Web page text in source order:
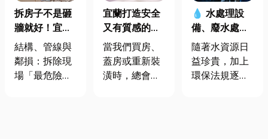
拆房子不是砸
牆就好！宜蘭
裝潢拆除、水
泥切割施工前
必看的避坑指
結構、管線與
鄰損：拆除現
場「最危險的
宜蘭打造安全
又有質感的
家，從專業門
窗開始
當我們買房、
蓋房或重新裝
潢時，總會把
💧 水處理設
備、廢水處理
工程與回收水
工程完整解析
｜打造高效率
隨著水資源日
益珍貴，加上
環保法規逐漸